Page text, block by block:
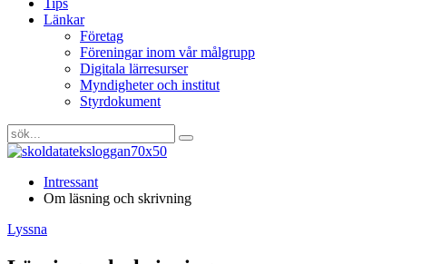
Länkar
Företag
Föreningar inom vår målgrupp
Digitala lärresurser
Myndigheter och institut
Styrdokument
Intressant
Om läsning och skrivning
Lyssna